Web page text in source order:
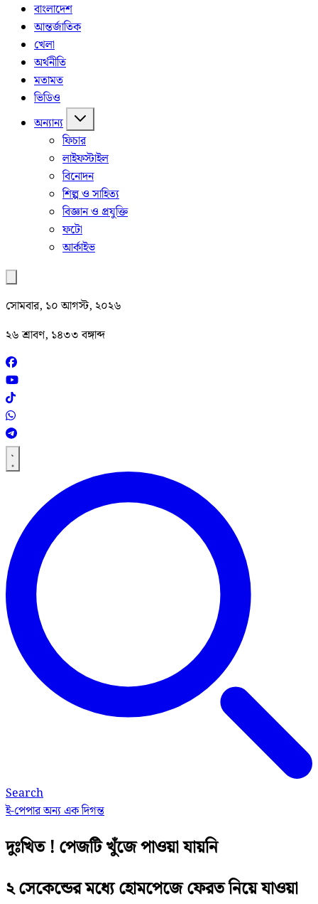
বাংলাদেশ
আন্তর্জাতিক
খেলা
অর্থনীতি
মতামত
ভিডিও
অন্যান্য
ফিচার
লাইফস্টাইল
বিনোদন
শিল্প ও সাহিত্য
বিজ্ঞান ও প্রযুক্তি
ফটো
আর্কাইভ
সোমবার, ১০ আগস্ট, ২০২৬
২৬ শ্রাবণ, ১৪৩৩ বঙ্গাব্দ
Search
ই-পেপারঅন্য এক দিগন্ত
দুঃখিত ! পেজটি খুঁজে পাওয়া যায়নি
২ সেকেন্ডের মধ্যে হোমপেজে ফেরত নিয়ে যাওয়া